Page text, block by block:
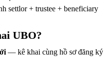
settlor + trustee + beneficiary
UBO?
— kê khai cùng hồ sơ đăng ký